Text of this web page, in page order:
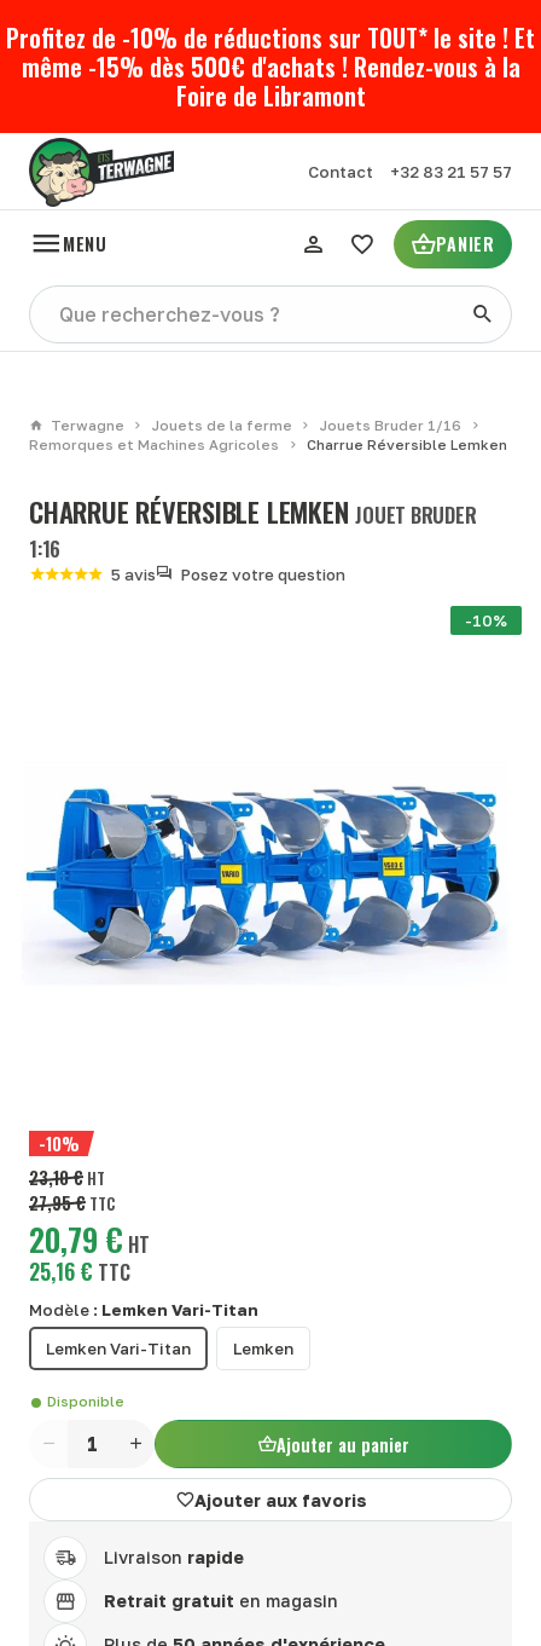
Profitez de -10% de réductions sur TOUT* le site ! Et
même -15% dès 500€ d'achats ! Rendez-vous à la
Foire de Libramont
Contact +32 83 21 57 57
MENU PANIER
Terwagne Jouets de la ferme
Jouets Bruder 1/16
Remorques et Machines Agricoles
Charrue Réversible Lemken
CHARRUE RÉVERSIBLE LEMKENJOUET BRUDER
1:16
5 avis Posez votre question
-10%
-10%
23,10 € HT
27,95 € TTC
20,79 € HT
25,16 € TTC
Modèle : Lemken Vari-Titan
Lemken Vari-Titan
Lemken
Disponible
Quantité Ajouter au panier
Ajouter aux favoris
Livraison rapide
Retrait gratuit en magasin